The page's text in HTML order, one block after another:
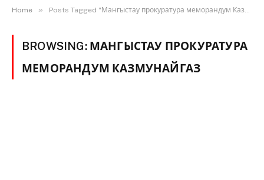
Home » Posts Tagged "Мангыстау прокуратура меморандум КазМунайГаз"
BROWSING: МАНГЫСТАУ ПРОКУРАТУРА
МЕМОРАНДУМ КАЗМУНАЙГАЗ